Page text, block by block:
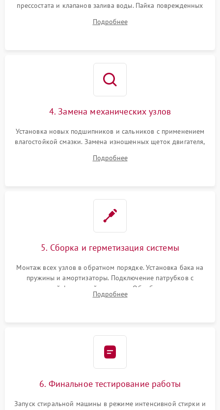
прессостата и клапанов залива воды. Пайка поврежденных
Восстановление целостности проводки и контактов.
Подробнее
4. Замена механических узлов
Установка новых подшипников и сальников с применением
влагостойкой смазки. Замена изношенных щеток двигателя,
или поврежденной резиновой манжеты.
Подробнее
5. Сборка и герметизация системы
Монтаж всех узлов в обратном порядке. Установка бака на
пружины и амортизаторы. Подключение патрубков с
надежной фиксацией хомутами. Обработка стыков
герметиком для предотвращения возможных протечек воды.
Подробнее
6. Финальное тестирование работы
Запуск стиральной машины в режиме интенсивной стирки и